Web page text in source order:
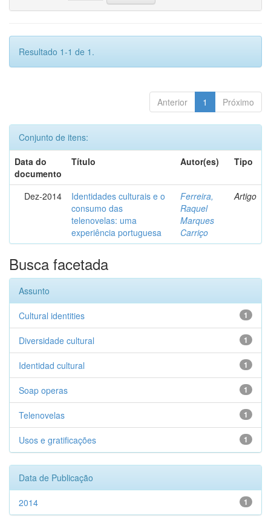
Resultado 1-1 de 1.
Anterior 1 Próximo
Conjunto de itens:
Data do
documento
Título Autor(es) Tipo
Dez-2014
Identidades culturais e o
consumo das
telenovelas: uma
experiência portuguesa
Ferreira,
Raquel
Marques
Carriço
Artigo
Busca facetada
Assunto
1
Cultural identities
1
Diversidade cultural
1
Identidad cultural
1
Soap operas
1
Telenovelas
1
Usos e gratificações
Data de Publicação
1
2014